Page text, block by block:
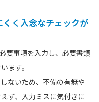
く入念なチェックが
要事項を入力し、必要書類
ます。
ないため、不備の有無や
ず、入力ミスに気付きに